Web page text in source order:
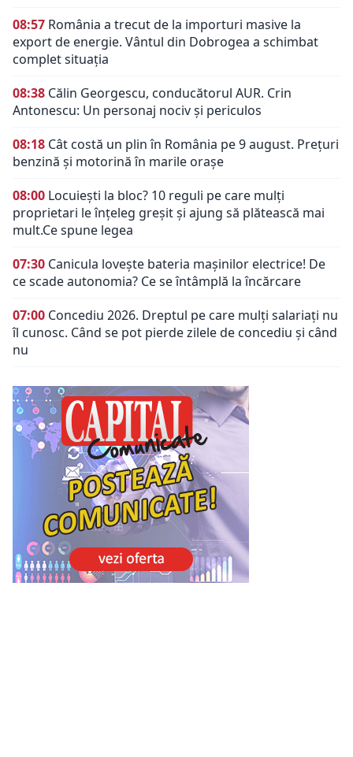
08:57 România a trecut de la importuri masive la
export de energie. Vântul din Dobrogea a schimbat
complet situația
08:38 Călin Georgescu, conducătorul AUR. Crin
Antonescu: Un personaj nociv şi periculos
08:18 Cât costă un plin în România pe 9 august. Prețuri
benzină și motorină în marile orașe
08:00 Locuiești la bloc? 10 reguli pe care mulți
proprietari le înțeleg greșit și ajung să plătească mai
mult.Ce spune legea
07:30 Canicula lovește bateria mașinilor electrice! De
ce scade autonomia? Ce se întâmplă la încărcare
07:00 Concediu 2026. Dreptul pe care mulți salariați nu
îl cunosc. Când se pot pierde zilele de concediu și când
nu